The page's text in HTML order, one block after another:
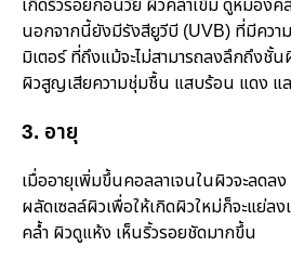
เกิดริ้วรอยก่อนวัย ผิวคล้ำเข้ม ดูหมองค
นอกจากนี้ยังมีรังสียูวีบี (UVB) ที่มีควา
มิเตอร์ ที่ถึงแม้จะไม่สามารถลงลึกถึงชั้
ผิวสูญเสียความชุ่มชื้น แสบร้อน แดง แล
3. อายุ
เมื่ออายุเพิ่มขึ้นคอลลาเจนในผิวจะลดล
ผลัดเซลล์ผิวเพื่อให้เกิดผิวใหม่ก็จะแย่
คล้ำ ผิวดูแห้ง เห็นริ้วรอยชัดมากขึ้น